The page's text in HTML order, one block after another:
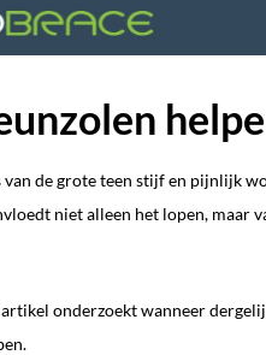
de grote teen stijf en pijnlijk
niet alleen het lopen, maar
onderzoekt wanneer